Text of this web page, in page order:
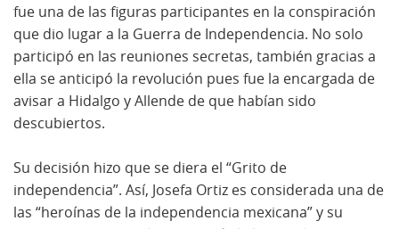
fue una de las figuras participantes en la conspiración
que dio lugar a la Guerra de Independencia. No solo
participó en las reuniones secretas, también gracias a
ella se anticipó la revolución pues fue la encargada de
avisar a Hidalgo y Allende de que habían sido
descubiertos.
Su decisión hizo que se diera el “Grito de
independencia”. Así, Josefa Ortiz es considerada una de
las “heroínas de la independencia mexicana” y su